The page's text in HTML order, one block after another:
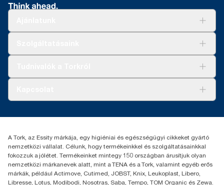
+36 1 392 2176
H-1021 Budapest
Budakeszi út 51.
A Tork, az Essity márkája, egy higiéniai és egészségügyi cikkeket gyártó
nemzetközi vállalat. Célunk, hogy termékeinkkel és szolgáltatásainkkal
fokozzuk a jólétet. Termékeinket mintegy 150 országban árusítjuk olyan
nemzetközi márkanevek alatt, mint a TENA és a Tork, valamint egyéb erős
márkák, például Actimove, Cutimed, JOBST, Knix, Leukoplast, Libero,
Libresse, Lotus, Modibodi, Nosotras, Saba, Tempo, TOM Organic és Zewa.